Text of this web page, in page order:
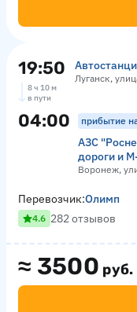
19:50 Луганск,
8 ч 10 м
в пути
04:00 прибытие
АЗС
дороги и
Воронеж,
≈ 3500 руб.
Перевозчик:Олимп
4.6 282 отзывов